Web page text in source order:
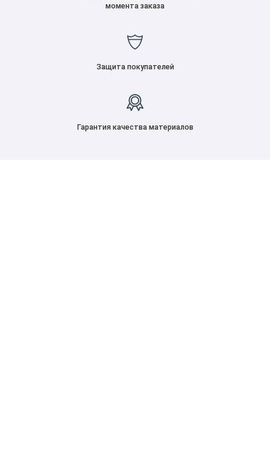
момента заказа
Защита покупателей
Гарантия качества материалов